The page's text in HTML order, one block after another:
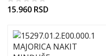
15.960 RSD